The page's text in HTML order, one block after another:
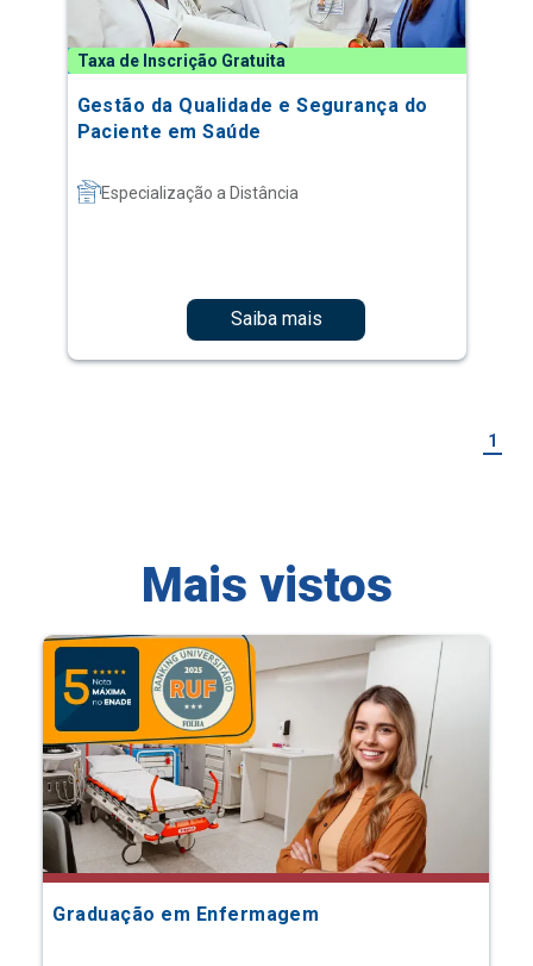
Taxa de Inscrição Gratuita
Gestão da Qualidade e Segurança do
Paciente em Saúde
Especialização a Distância
Saiba mais
1
Mais vistos
Graduação em Enfermagem